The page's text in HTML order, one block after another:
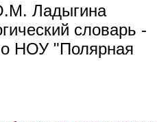
Ладыгина
словарь -
НОУ "Полярная